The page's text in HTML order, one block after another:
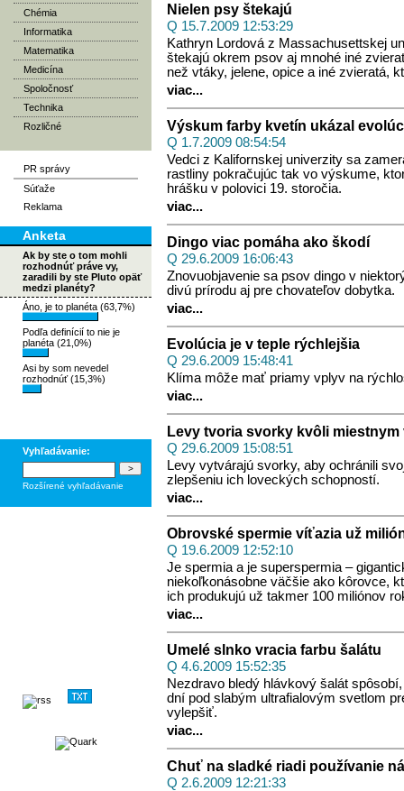
Chémia
Informatika
Matematika
Medicína
Spoločnosť
Technika
Rozličné
PR správy
Súťaže
Reklama
Anketa
Ak by ste o tom mohli
rozhodnúť práve vy,
zaradili by ste Pluto opäť
medzi planéty?
Áno, je to planéta (63,7%)
Podľa definícií to nie je
planéta (21,0%)
Asi by som nevedel
rozhodnúť (15,3%)
Vyhľadávanie:
Rozšírené vyhľadávanie
Nielen psy štekajú
Q 15.7.2009 12:53:29
Kathryn Lordová z Massachusettskej
štekajú okrem psov aj mnohé iné
než vtáky, jelene, opice a iné zvieratá,
viac...
Výskum farby kvetín ukázal
Q 1.7.2009 08:54:54
Vedci z Kalifornskej univerzity sa
rastliny pokračujúc tak vo výskume,
hrášku v polovici 19. storočia.
viac...
Dingo viac pomáha ako škodí
Q 29.6.2009 16:06:43
Znovuobjavenie sa psov dingo v
divú prírodu aj pre chovateľov dobytka.
viac...
Evolúcia je v teple rýchlejšia
Q 29.6.2009 15:48:41
Klíma môže mať priamy vplyv na
viac...
Levy tvoria svorky kvôli miestnym
Q 29.6.2009 15:08:51
Levy vytvárajú svorky, aby ochránili
zlepšeniu ich loveckých schopností.
viac...
Obrovské spermie víťazia už
Q 19.6.2009 12:52:10
Je spermia a je superspermia –
niekoľkonásobne väčšie ako kôrovce,
ich produkujú už takmer 100 miliónov
viac...
Umelé slnko vracia farbu šalátu
Q 4.6.2009 15:52:35
Nezdravo bledý hlávkový šalát
dní pod slabým ultrafialovým svetlom
vylepšiť.
viac...
Chuť na sladké riadi používanie
Q 2.6.2009 12:21:33